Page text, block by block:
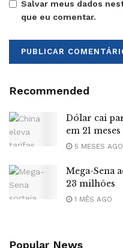
Salvar meus dados
que eu comentar.
Recommended
Dólar cai
em 21 meses
5 MESES AGO
Mega-Sena
23 milhões
1 MÊS AGO
Popular News